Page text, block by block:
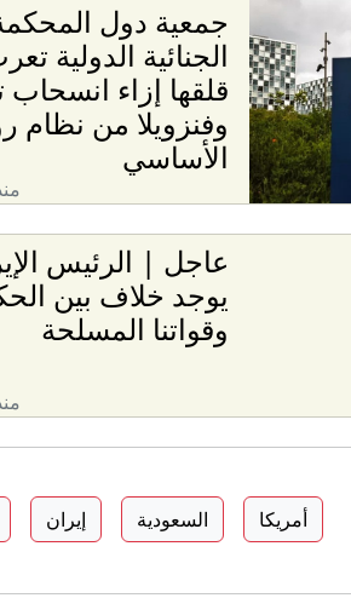
جمعية دول
الجنائية الدولية
قلقها إزاء انسحاب
وفنزويلا من نظام
الأساسي
منذ 38
عاجل | الرئيس
يوجد خلاف بين
وقواتنا المسلحة
منذ 15
أمريكا السعودية إيران